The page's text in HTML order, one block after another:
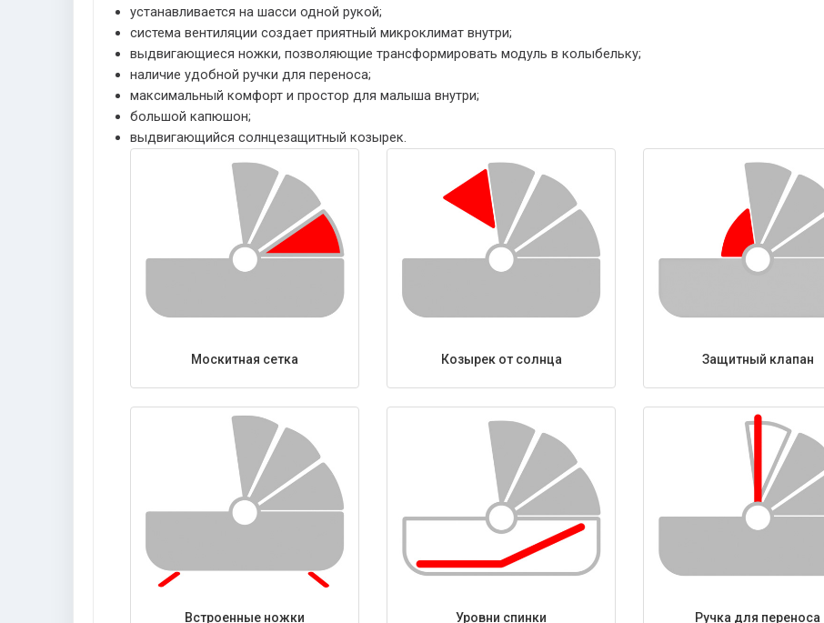
устанавливается на шасси одной рукой;
система вентиляции создает приятный микроклимат внутри;
выдвигающиеся ножки, позволяющие трансформировать модуль в колыбельку;
наличие удобной ручки для переноса;
максимальный комфорт и простор для малыша внутри;
большой капюшон;
выдвигающийся солнцезащитный козырек.
Москитная сетка Козырек от солнца Защитный клапан
Встроенные ножки Уровни спинки Ручка для переноса